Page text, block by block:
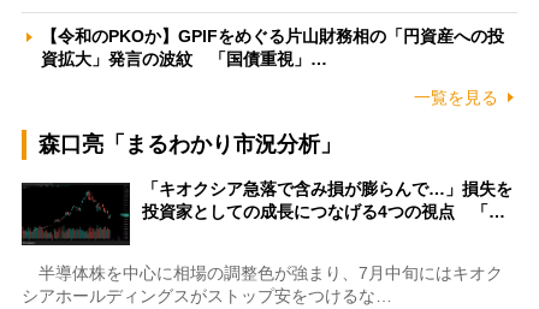
【令和のPKOか】GPIFをめぐる片山財務相の「円資産への投
資拡大」発言の波紋 「国債重視」…
一覧を見る
森口亮「まるわかり市況分析」
「キオクシア急落で含み損が膨らんで…」損失を
投資家としての成長につなげる4つの視点 「…
半導体株を中心に相場の調整色が強まり、7月中旬にはキオク
シアホールディングスがストップ安をつけるな…